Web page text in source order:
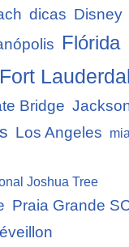
dicas Disney
Flórida
Fort
Bridge
Los Angeles
Joshua Tree
Praia Grande